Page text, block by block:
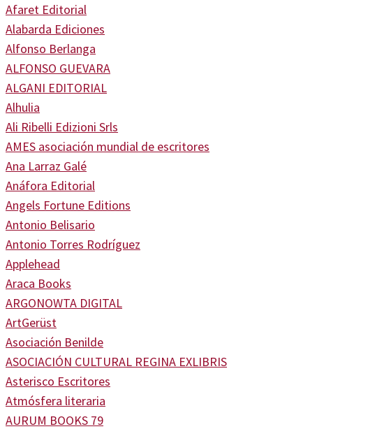
Afaret Editorial
Alabarda Ediciones
Alfonso Berlanga
ALFONSO GUEVARA
ALGANI EDITORIAL
Alhulia
Ali Ribelli Edizioni Srls
AMES asociación mundial de escritores
Ana Larraz Galé
Anáfora Editorial
Angels Fortune Editions
Antonio Belisario
Antonio Torres Rodríguez
Applehead
Araca Books
ARGONOWTA DIGITAL
ArtGerüst
Asociación Benilde
ASOCIACIÓN CULTURAL REGINA EXLIBRIS
Asterisco Escritores
Atmósfera literaria
AURUM BOOKS 79